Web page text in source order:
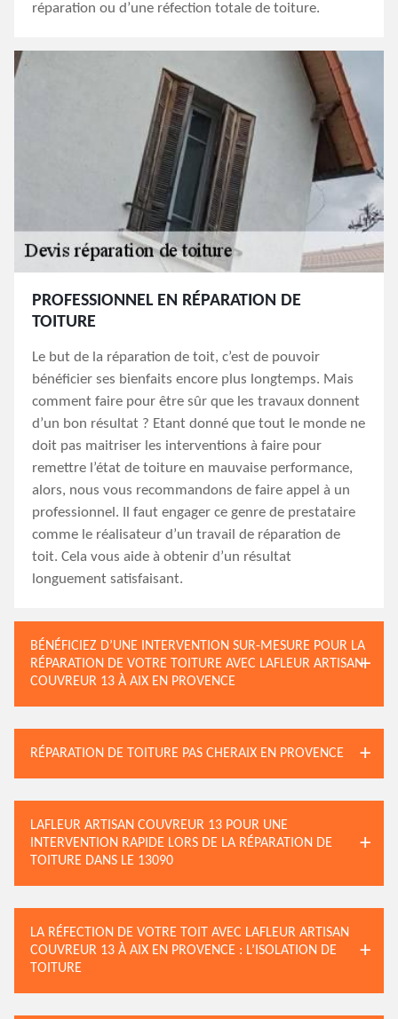
réparation ou d’une réfection totale de toiture.
PROFESSIONNEL EN RÉPARATION DE
TOITURE
Le but de la réparation de toit, c’est de pouvoir
bénéficier ses bienfaits encore plus longtemps. Mais
comment faire pour être sûr que les travaux donnent
d’un bon résultat ? Etant donné que tout le monde ne
doit pas maitriser les interventions à faire pour
remettre l’état de toiture en mauvaise performance,
alors, nous vous recommandons de faire appel à un
professionnel. Il faut engager ce genre de prestataire
comme le réalisateur d’un travail de réparation de
toit. Cela vous aide à obtenir d’un résultat
longuement satisfaisant.
BÉNÉFICIEZ D’UNE INTERVENTION SUR-MESURE POUR LA
RÉPARATION DE VOTRE TOITURE AVEC LAFLEUR ARTISAN
COUVREUR 13 À AIX EN PROVENCE
RÉPARATION DE TOITURE PAS CHERAIX EN PROVENCE
LAFLEUR ARTISAN COUVREUR 13 POUR UNE
INTERVENTION RAPIDE LORS DE LA RÉPARATION DE
TOITURE DANS LE 13090
LA RÉFECTION DE VOTRE TOIT AVEC LAFLEUR ARTISAN
COUVREUR 13 À AIX EN PROVENCE : L’ISOLATION DE
TOITURE